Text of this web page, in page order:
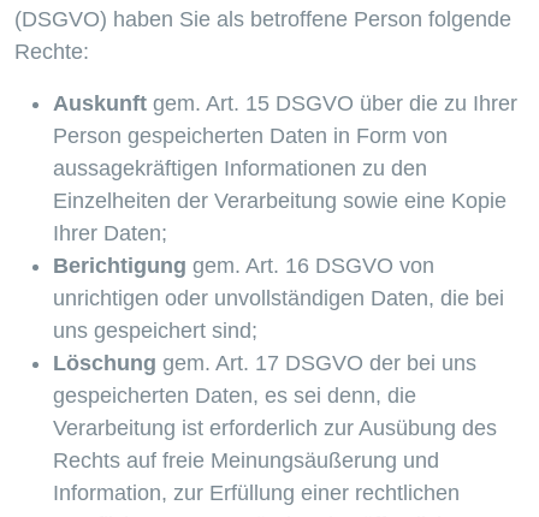
(DSGVO) haben Sie als betroffene Person folgende
Rechte:
Auskunft gem. Art. 15 DSGVO über die zu Ihrer
Person gespeicherten Daten in Form von
aussagekräftigen Informationen zu den
Einzelheiten der Verarbeitung sowie eine Kopie
Ihrer Daten;
Berichtigung gem. Art. 16 DSGVO von
unrichtigen oder unvollständigen Daten, die bei
uns gespeichert sind;
Löschung gem. Art. 17 DSGVO der bei uns
gespeicherten Daten, es sei denn, die
Verarbeitung ist erforderlich zur Ausübung des
Rechts auf freie Meinungsäußerung und
Information, zur Erfüllung einer rechtlichen